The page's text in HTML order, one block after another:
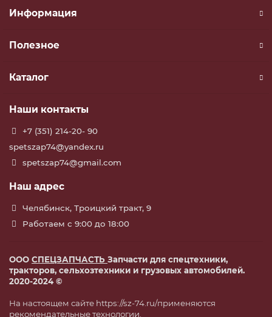
Информация
Полезное
Каталог
Наши контакты
+7 (351) 214-20- 90
spetszap74@yandex.ru
spetszap74@gmail.com
Наш адрес
Челябинск, Троицкий тракт, 9
Работаем с 9:00 до 18:00
ООО СПЕЦЗАПЧАСТЬ Запчасти для спецтехники,
тракторов, сельхозтехники и грузовых автомобилей.
2020-2024 ©
На настоящем сайте https://sz-74.ru/применяются
рекомендательные технологии.